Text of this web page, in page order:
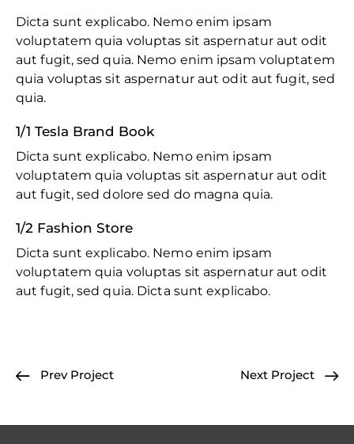
Dicta sunt explicabo. Nemo enim ipsam
voluptatem quia voluptas sit aspernatur aut odit
aut fugit, sed quia. Nemo enim ipsam voluptatem
quia voluptas sit aspernatur aut odit aut fugit, sed
quia.
1/1 Tesla Brand Book
Dicta sunt explicabo. Nemo enim ipsam
voluptatem quia voluptas sit aspernatur aut odit
aut fugit, sed dolore sed do magna quia.
1/2 Fashion Store
Dicta sunt explicabo. Nemo enim ipsam
voluptatem quia voluptas sit aspernatur aut odit
aut fugit, sed quia. Dicta sunt explicabo.
Prev Project Next Project